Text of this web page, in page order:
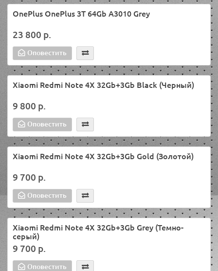
OnePlus OnePlus 3T 64Gb A3010 Grey
23 800 р.
Оповестить
Xiaomi Redmi Note 4X 32Gb+3Gb Black (Черный)
9 800 р.
Оповестить
Xiaomi Redmi Note 4X 32Gb+3Gb Gold (Золотой)
9 700 р.
Оповестить
Xiaomi Redmi Note 4X 32Gb+3Gb Grey (Темно-
серый)
9 700 р.
Оповестить